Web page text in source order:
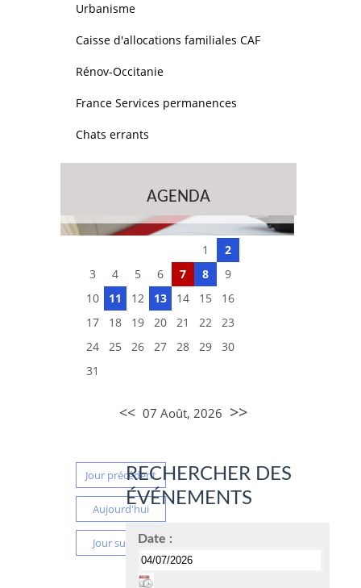
Urbanisme
Caisse d'allocations familiales CAF
Rénov-Occitanie
France Services permanences
Chats errants
AGENDA
1
2
3
4 5 6 7 8
9
10
11 12 13 14 15
16
17
18 19 20 21 22
23
24
25 26 27 28 29
30
31
<< 07 Août, 2026 >>
Jour précédent
Aujourd'hui
Jour suivant
RECHERCHER DES
ÉVÉNEMENTS
Date :